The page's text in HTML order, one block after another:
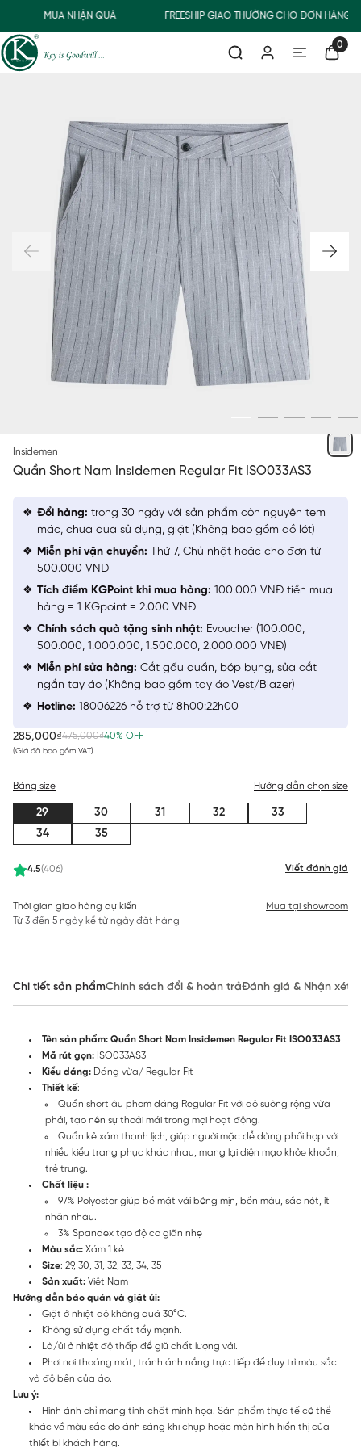
MUA NHẬN QUÀ FREESHIP GIAO THƯỜNG CHO ĐƠN HÀNG
0
Insidemen
Quần Short Nam Insidemen Regular Fit ISO033AS3
285,000₫475,000₫40% OFF
(Giá đã bao gồm VAT)
4.5(406) Viết đánh giá
Bảng size Hướng dẫn chọn size
29 30 31 32
33
34
35
Thời gian giao hàng dự kiến
Từ 3 đến 5 ngày kể từ ngày đặt hàng
Mua tại showroom
Đổi hàng: trong 30 ngày với sản phẩm còn nguyên tem
mác, chưa qua sử dụng, giặt (Không bao gồm đồ lót)
Miễn phí vận chuyển: Thứ 7, Chủ nhật hoặc cho đơn từ
500.000 VNĐ
Tích điểm KGPoint khi mua hàng: 100.000 VNĐ tiền mua
hàng = 1 KGpoint = 2.000 VNĐ
Chính sách quà tặng sinh nhật: Evoucher (100.000,
500.000, 1.000.000, 1.500.000, 2.000.000 VNĐ)
Miễn phí sửa hàng: Cắt gấu quần, bóp bụng, sửa cắt
ngắn tay áo (Không bao gồm tay áo Vest/Blazer)
Hotline: 18006226 hỗ trợ từ 8h00:22h00
Chi tiết sản phẩmChính sách đổi & hoàn trảĐánh giá & Nhận xét
Tên sản phẩm: Quần Short Nam Insidemen Regular Fit ISO033AS3
Mã rút gọn: ISO033AS3
Kiểu dáng: Dáng vừa/ Regular Fit
Thiết kế:
Quần short âu phom dáng Regular Fit với độ suông rộng vừa
phải, tạo nên sự thoải mái trong mọi hoạt động.
Quần kẻ xám thanh lịch, giúp người mặc dễ dàng phối hợp với
nhiều kiểu trang phục khác nhau, mang lại diện mạo khỏe khoắn,
trẻ trung.
Chất liệu :
97% Polyester giúp bề mặt vải bóng mịn, bền màu, sắc nét, ít
nhăn nhàu.
3% Spandex tạo độ co giãn nhẹ
Màu sắc: Xám 1 kẻ
Size: 29, 30, 31, 32, 33, 34, 35
Sản xuất: Việt Nam
Hướng dẫn bảo quản và giặt ủi:
Giặt ở nhiệt độ không quá 30°C.
Không sử dụng chất tẩy mạnh.
Là/ủi ở nhiệt độ thấp để giữ chất lượng vải.
Phơi nơi thoáng mát, tránh ánh nắng trực tiếp để duy trì màu sắc
và độ bền của áo.
Lưu ý:
Hình ảnh chỉ mang tính chất minh họa. Sản phẩm thực tế có thể
khác về màu sắc do ánh sáng khi chụp hoặc màn hình hiển thị của
thiết bị khách hàng.